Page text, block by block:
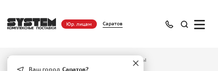
Ваш город Саратов?
Юр. лицам Саратов
Главная
Фрезеры
Фрезеры электрические